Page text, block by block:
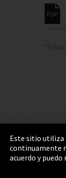
Pie
Este sitio utiliza
continuamente
acuerdo y